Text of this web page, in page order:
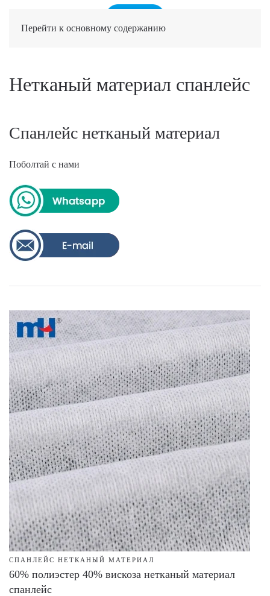
Перейти к основному содержанию
Нетканый материал спанлейс
Спанлейс нетканый материал
Поболтай с нами
СПАНЛЕЙС НЕТКАНЫЙ МАТЕРИАЛ
60% полиэстер 40% вискоза нетканый материал
спанлейс